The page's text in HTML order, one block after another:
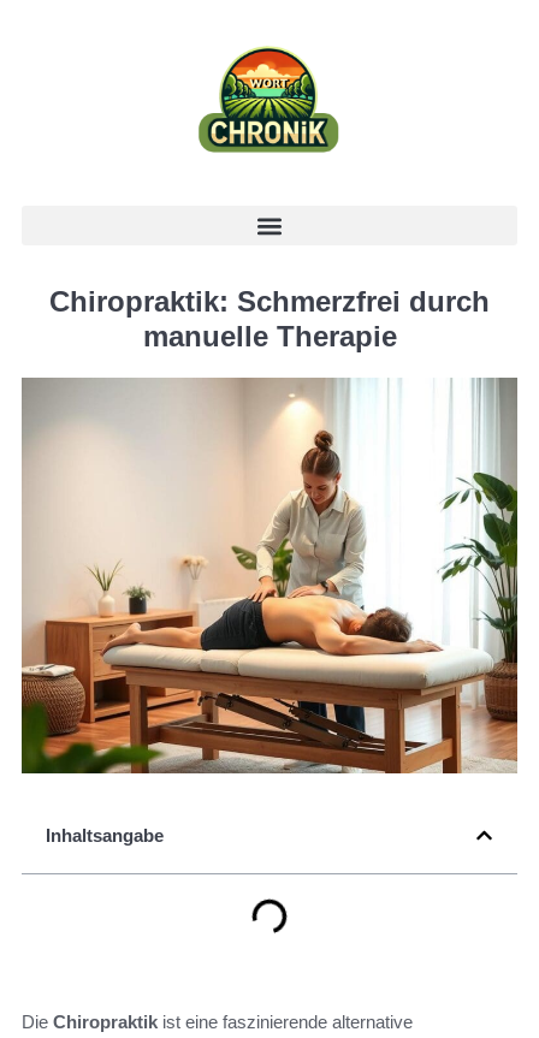
Chiropraktik: Schmerzfrei durch
manuelle Therapie
Inhaltsangabe
Die Chiropraktik ist eine faszinierende alternative